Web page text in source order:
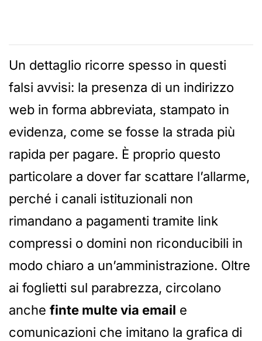
Un dettaglio ricorre spesso in questi
falsi avvisi: la presenza di un indirizzo
web in forma abbreviata, stampato in
evidenza, come se fosse la strada più
rapida per pagare. È proprio questo
particolare a dover far scattare l’allarme,
perché i canali istituzionali non
rimandano a pagamenti tramite link
compressi o domini non riconducibili in
modo chiaro a un’amministrazione. Oltre
ai foglietti sul parabrezza, circolano
anche finte multe via email e
comunicazioni che imitano la grafica di